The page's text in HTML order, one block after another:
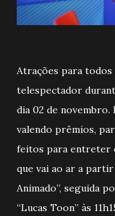
Atrações para todos
telespectador
dia 02 de novembro.
valendo prêmios,
feitos para entreter
que vai ao ar a partir
Animado”, seguida
“Lucas Toon” às